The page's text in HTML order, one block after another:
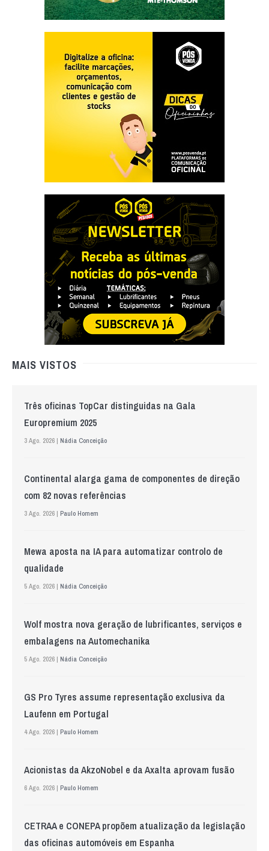
MAIS VISTOS
Três oficinas TopCar distinguidas na Gala
Europremium 2025
3 Ago. 2026 | Nádia Conceição
Continental alarga gama de componentes de direção
com 82 novas referências
3 Ago. 2026 | Paulo Homem
Mewa aposta na IA para automatizar controlo de
qualidade
5 Ago. 2026 | Nádia Conceição
Wolf mostra nova geração de lubrificantes, serviços e
embalagens na Automechanika
5 Ago. 2026 | Nádia Conceição
GS Pro Tyres assume representação exclusiva da
Laufenn em Portugal
4 Ago. 2026 | Paulo Homem
Acionistas da AkzoNobel e da Axalta aprovam fusão
6 Ago. 2026 | Paulo Homem
CETRAA e CONEPA propõem atualização da legislação
das oficinas automóveis em Espanha